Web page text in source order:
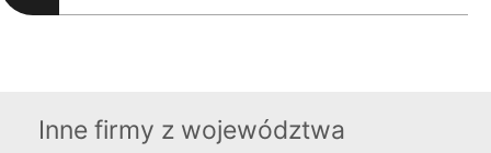
Inne firmy z województwa